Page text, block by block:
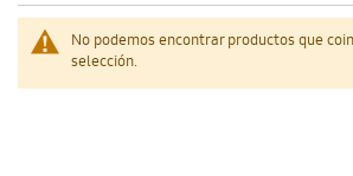
No podemos encontrar productos que
selección.